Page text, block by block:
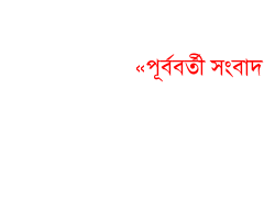
«পূর্ববর্তী সংবাদ